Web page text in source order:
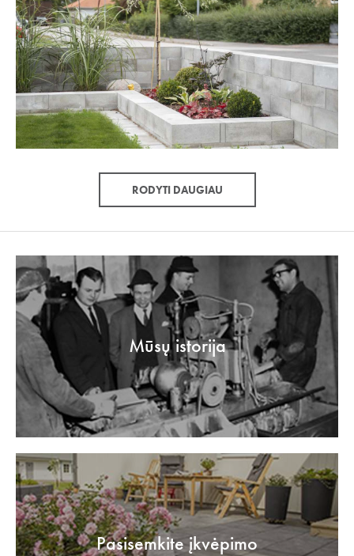
RODYTI DAUGIAU
Mūsų istorija
Pasisemkite įkvėpimo